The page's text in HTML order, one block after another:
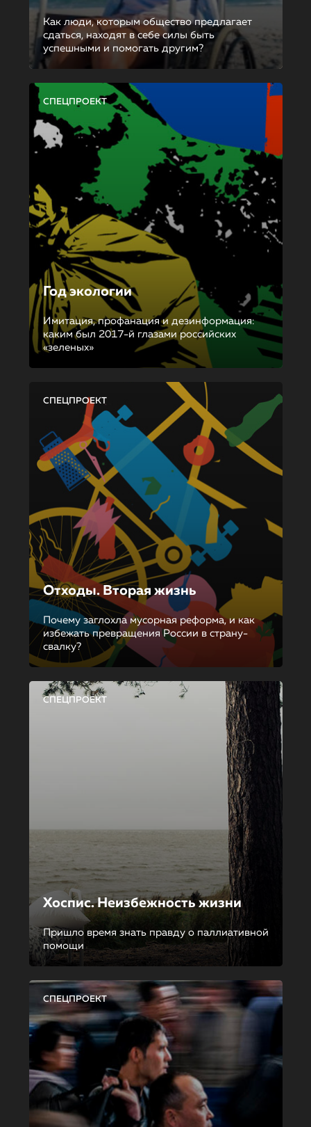
Как люди, которым общество предлагает
сдаться, находят в себе силы быть
успешными и помогать другим?
СПЕЦПРОЕКТ
Год экологии
Имитация, профанация и дезинформация:
каким был 2017-й глазами российских
«зеленых»
СПЕЦПРОЕКТ
Отходы. Вторая жизнь
Почему заглохла мусорная реформа, и как
избежать превращения России в страну-
свалку?
СПЕЦПРОЕКТ
Хоспис. Неизбежность жизни
Пришло время знать правду о паллиативной
помощи
СПЕЦПРОЕКТ